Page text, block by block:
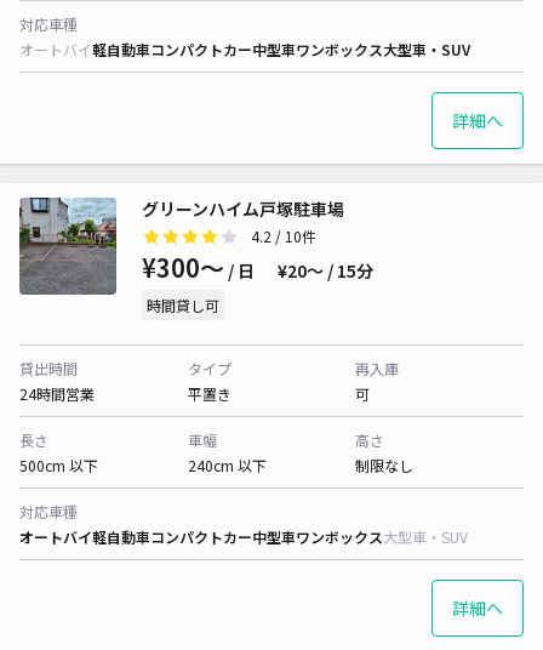
対応車種
オートバイ軽自動車コンパクトカー中型車ワンボックス大型車・SUV
詳細へ
グリーンハイム戸塚駐車場
4.2 / 10件
¥300〜 / 日 ¥20〜 / 15分
時間貸し可
貸出時間
24時間営業
タイプ
平置き
再入庫
可
長さ
500cm 以下
車幅
240cm 以下
高さ
制限なし
対応車種
オートバイ軽自動車コンパクトカー中型車ワンボックス大型車・SUV
詳細へ